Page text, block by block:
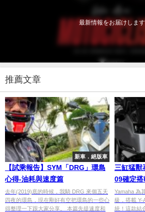
最新情報をお届けします
推薦文章
新車．絕版車
【試乘報告】SYM「DRG」環島
心得-油耗與速度篇
去年(2019)底的時候，我騎 DRG 來個五天
四夜的環島，現在剛好有空把環島的一些心
得整理一下跟大家分享。 本篇先提速度和
三缸猛獸
09確定搭
器系統
Yamaha 為
級，搭載 Y-
統！這款結